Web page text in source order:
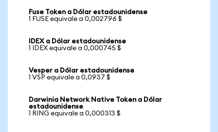
Fuse Token a Dólar estadounidense
1 FUSE equivale a 0,002796 $
IDEX a Dólar estadounidense
1 IDEX equivale a 0,000745 $
Vesper a Dólar estadounidense
1 VSP equivale a 0,0937 $
Darwinia Network Native Token a Dólar
estadounidense
1 RING equivale a 0,000313 $